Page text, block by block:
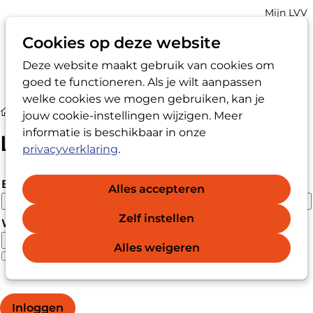
Cookies op deze website
Deze website maakt gebruik van cookies om
goed te functioneren. Als je wilt aanpassen
welke cookies we mogen gebruiken, kan je
jouw cookie-instellingen wijzigen. Meer
informatie is beschikbaar in onze
privacyverklaring.
Alles accepteren
Zelf instellen
Alles weigeren
Zoek
Account
Mijn LVV
Login
Login
E-mailadres
Wachtwoord
Wachtwoord weergeven
Wachtwoord vergeten?
Inloggen